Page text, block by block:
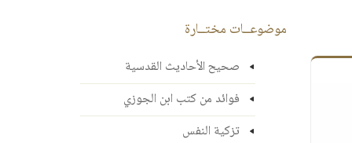
موضوعــات مختــارة
صحيح الأحاديث القدسية
فوائد من كتب ابن الجوزي
تزكية النفس